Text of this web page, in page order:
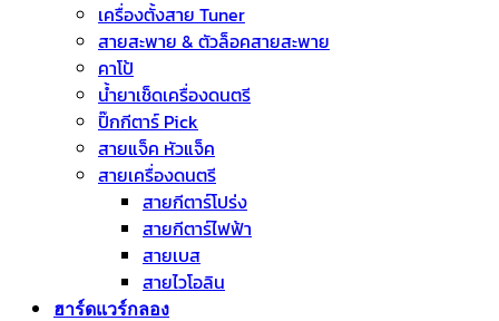
เครื่องตั้งสาย Tuner
สายสะพาย & ตัวล็อคสายสะพาย
คาโป้
น้ำยาเช็ดเครื่องดนตรี
ปิ๊กกีตาร์ Pick
สายแจ็ค หัวแจ็ค
สายเครื่องดนตรี
สายกีตาร์โปร่ง
สายกีตาร์ไฟฟ้า
สายเบส
สายไวโอลิน
ฮาร์ดแวร์กลอง